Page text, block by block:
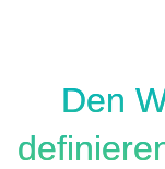
Den
defini